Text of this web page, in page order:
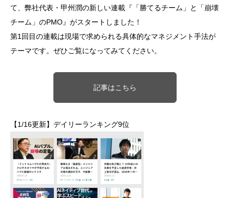
て、弊社代表・甲州潤の新しい連載『「勝てるチーム」と「崩壊
チーム」のPMO』がスタートしました！
第1回目の連載は現場で求められる具体的なマネジメント手法が
テーマです。ぜひご覧になってみてください。
記事はこちら
【1/16更新】デイリーランキング9位